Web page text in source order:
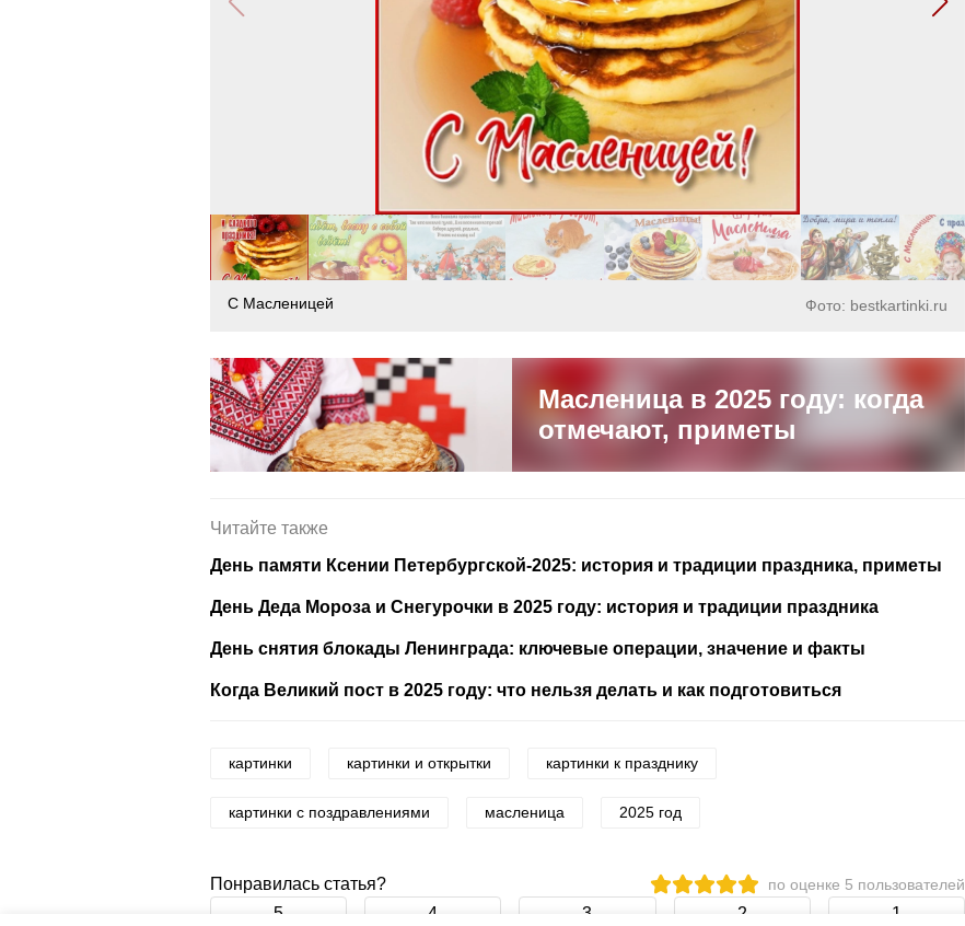
C Масленицей Фото: bestkartinki.ru
Масленица в 2025 году: когда
отмечают, приметы
Читайте также
День памяти Ксении Петербургской-2025: история и традиции праздника, приметы
День Деда Мороза и Снегурочки в 2025 году: история и традиции праздника
День снятия блокады Ленинграда: ключевые операции, значение и факты
Когда Великий пост в 2025 году: что нельзя делать и как подготовиться
картинки картинки и открытки картинки к празднику
картинки с поздравлениями масленица 2025 год
Понравилась статья? по оценке 5 пользователей
5 4 3 2 1